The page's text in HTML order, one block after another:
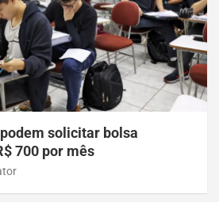
solicitar bolsa
700 por mês